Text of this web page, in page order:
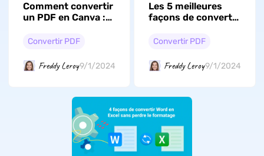
Comment convertir
un PDF en Canva :
Convertir PDF
Freddy Leroy9/1/2024
Les 5 meilleures
façons de convertir
Convertir PDF
Freddy Leroy9/1/2024